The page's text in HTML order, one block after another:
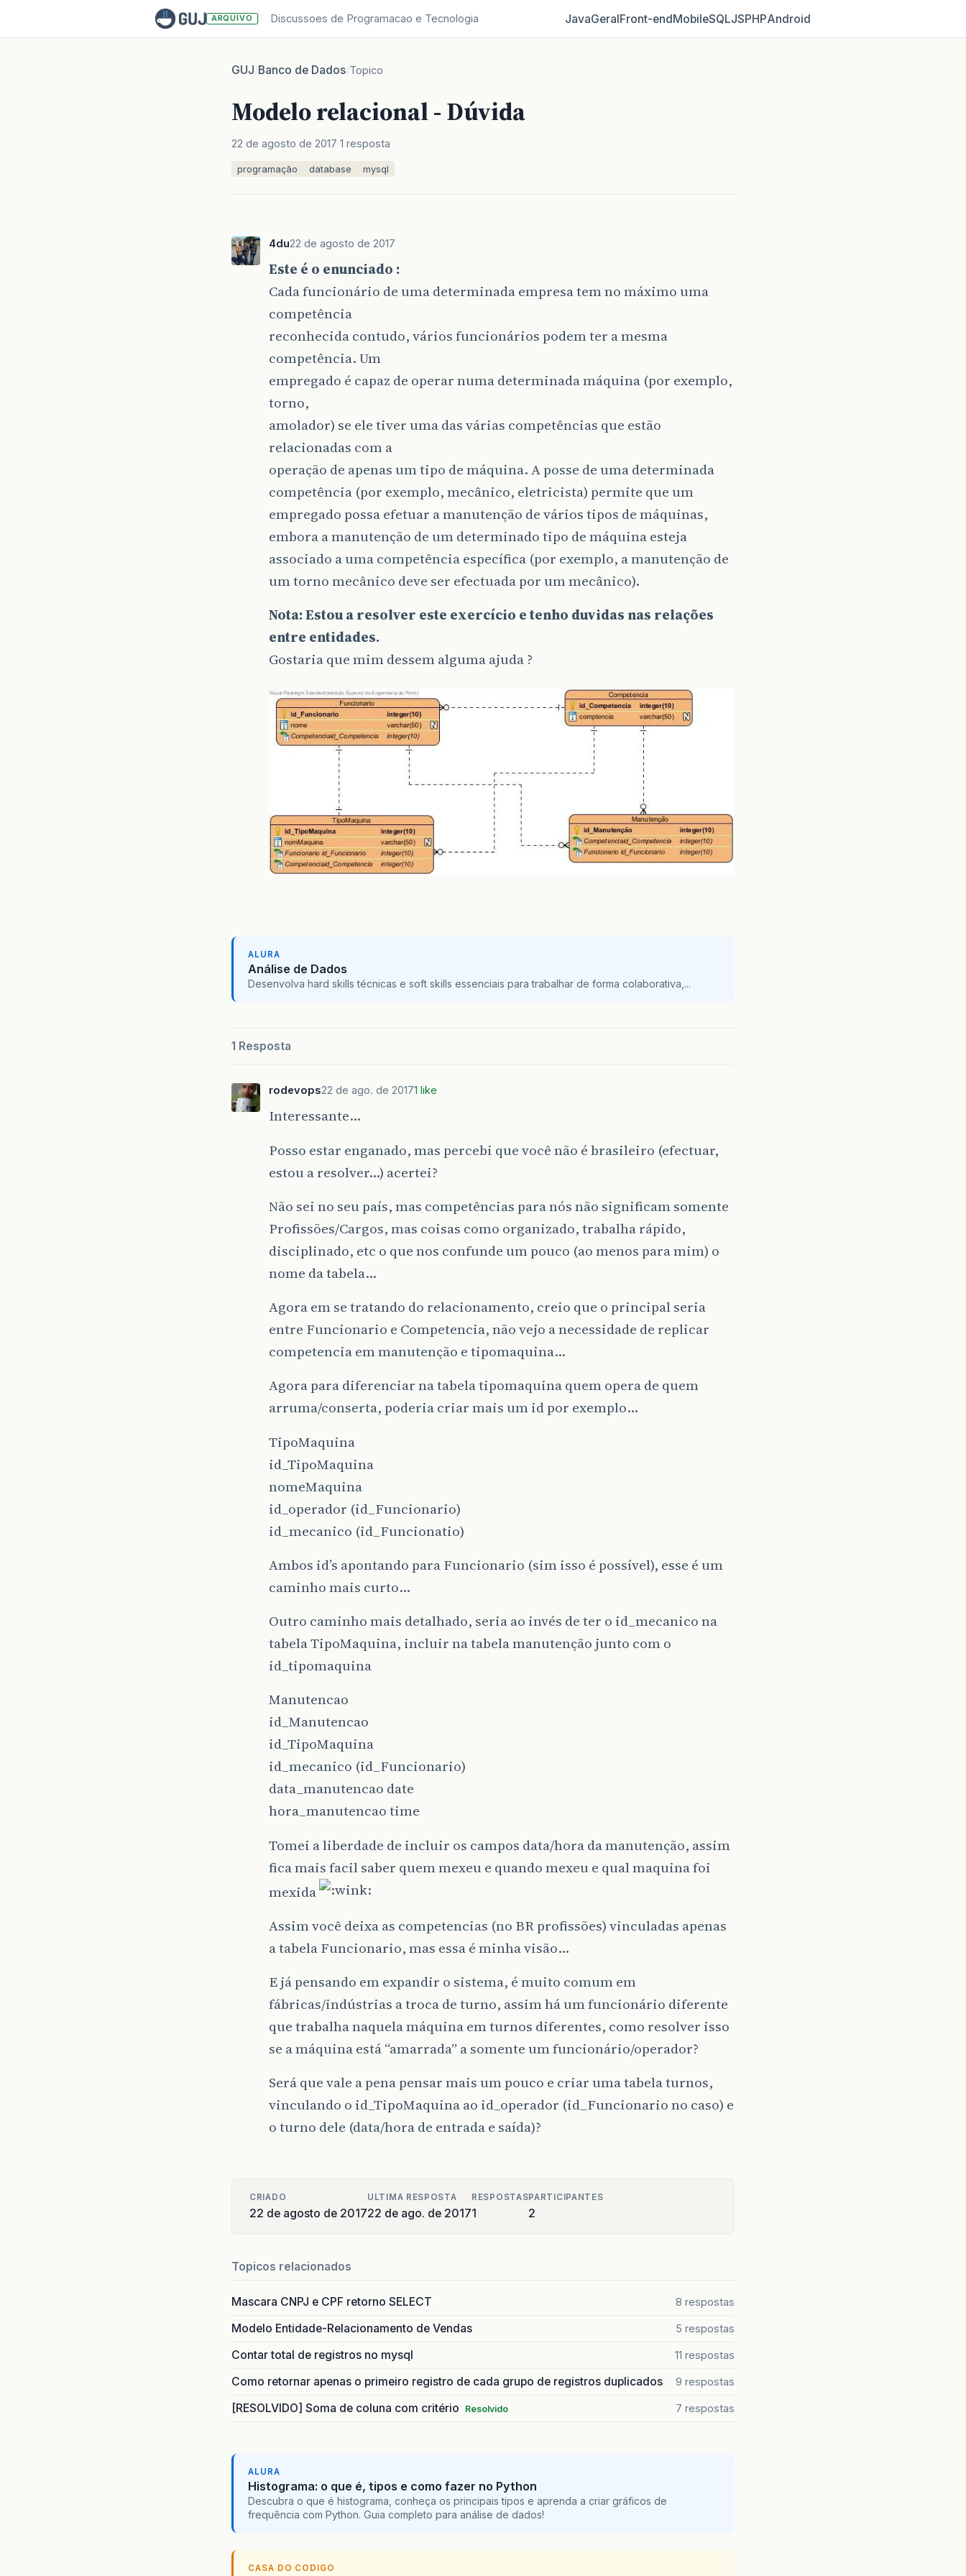
ARQUIVO Discussoes de Programacao e Tecnologia JavaGeralFront‑endMobileSQLJSPHPAndroid
GUJ/Banco de Dados/Topico
Modelo relacional - Dúvida
22 de agosto de 2017 1 resposta
programação database mysql
4du22 de agosto de 2017
Este é o enunciado :
Cada funcionário de uma determinada empresa tem no máximo uma
competência
reconhecida contudo, vários funcionários podem ter a mesma
competência. Um
empregado é capaz de operar numa determinada máquina (por exemplo,
torno,
amolador) se ele tiver uma das várias competências que estão
relacionadas com a
operação de apenas um tipo de máquina. A posse de uma determinada
competência (por exemplo, mecânico, eletricista) permite que um
empregado possa efetuar a manutenção de vários tipos de máquinas,
embora a manutenção de um determinado tipo de máquina esteja
associado a uma competência específica (por exemplo, a manutenção de
um torno mecânico deve ser efectuada por um mecânico).
Nota: Estou a resolver este exercício e tenho duvidas nas relações
entre entidades.
Gostaria que mim dessem alguma ajuda ?
ALURA
Análise de Dados
Desenvolva hard skills técnicas e soft skills essenciais para trabalhar de forma colaborativa,...
1 Resposta
rodevops22 de ago. de 20171 like
Interessante…
Posso estar enganado, mas percebi que você não é brasileiro (efectuar,
estou a resolver…) acertei?
Não sei no seu país, mas competências para nós não significam somente
Profissões/Cargos, mas coisas como organizado, trabalha rápido,
disciplinado, etc o que nos confunde um pouco (ao menos para mim) o
nome da tabela…
Agora em se tratando do relacionamento, creio que o principal seria
entre Funcionario e Competencia, não vejo a necessidade de replicar
competencia em manutenção e tipomaquina…
Agora para diferenciar na tabela tipomaquina quem opera de quem
arruma/conserta, poderia criar mais um id por exemplo…
TipoMaquina
id_TipoMaquina
nomeMaquina
id_operador (id_Funcionario)
id_mecanico (id_Funcionatio)
Ambos id’s apontando para Funcionario (sim isso é possível), esse é um
caminho mais curto…
Outro caminho mais detalhado, seria ao invés de ter o id_mecanico na
tabela TipoMaquina, incluir na tabela manutenção junto com o
id_tipomaquina
Manutencao
id_Manutencao
id_TipoMaquina
id_mecanico (id_Funcionario)
data_manutencao date
hora_manutencao time
Tomei a liberdade de incluir os campos data/hora da manutenção, assim
fica mais facil saber quem mexeu e quando mexeu e qual maquina foi
mexida
Assim você deixa as competencias (no BR profissões) vinculadas apenas
a tabela Funcionario, mas essa é minha visão…
E já pensando em expandir o sistema, é muito comum em
fábricas/indústrias a troca de turno, assim há um funcionário diferente
que trabalha naquela máquina em turnos diferentes, como resolver isso
se a máquina está “amarrada” a somente um funcionário/operador?
Será que vale a pena pensar mais um pouco e criar uma tabela turnos,
vinculando o id_TipoMaquina ao id_operador (id_Funcionario no caso) e
o turno dele (data/hora de entrada e saída)?
CRIADO
22 de agosto de 2017
ULTIMA RESPOSTA
22 de ago. de 2017
RESPOSTAS
1
PARTICIPANTES
2
Topicos relacionados
Mascara CNPJ e CPF retorno SELECT 8 respostas
Modelo Entidade-Relacionamento de Vendas 5 respostas
Contar total de registros no mysql 11 respostas
Como retornar apenas o primeiro registro de cada grupo de registros duplicados 9 respostas
[RESOLVIDO] Soma de coluna com critério Resolvido 7 respostas
ALURA
Histograma: o que é, tipos e como fazer no Python
Descubra o que é histograma, conheça os principais tipos e aprenda a criar gráficos de
frequência com Python. Guia completo para análise de dados!
CASA DO CODIGO